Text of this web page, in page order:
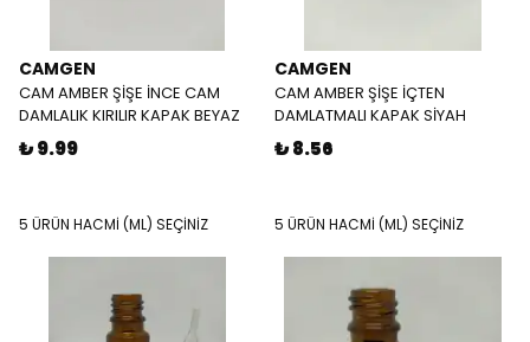
CAMGEN
CAM AMBER ŞİŞE İNCE CAM
DAMLALIK KIRILIR KAPAK BEYAZ
₺ 9.99
5 ÜRÜN HACMİ (ML) SEÇİNİZ
CAMGEN
CAM AMBER ŞİŞE İÇTEN
DAMLATMALI KAPAK SİYAH
₺ 8.56
5 ÜRÜN HACMİ (ML) SEÇİNİZ